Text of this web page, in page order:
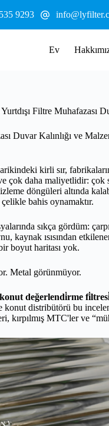
9293
Ev
Yurtdışı Filtre Muhafazası
Duvar Kalınlığı ve
kirli sır,
çok daha maliyetlidir: çok
döngüleri altında
bahis oynamaktır.
sıkça gördüm:
kaynak ısısından
boyut haritası yok.
Metal görünmüyor.
konut değerlendi̇rme
konut distribütörü bu
kırpılmış MTC'ler ve